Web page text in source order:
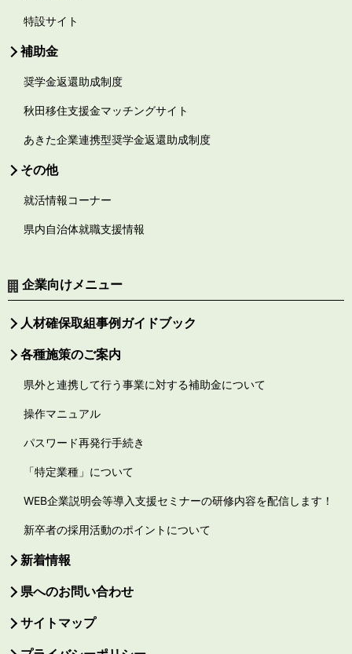
特設サイト
補助金
奨学金返還助成制度
秋田移住支援金マッチングサイト
あきた企業連携型奨学金返還助成制度
その他
就活情報コーナー
県内自治体就職支援情報
企業向けメニュー
人材確保取組事例ガイドブック
各種施策のご案内
県外と連携して行う事業に対する補助金について
操作マニュアル
パスワード再発行手続き
「特定業種」について
WEB企業説明会等導入支援セミナーの研修内容を配信します！
新卒者の採用活動のポイントについて
新着情報
県へのお問い合わせ
サイトマップ